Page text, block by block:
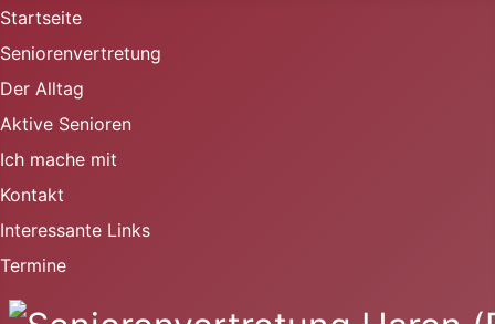
Startseite
Seniorenvertretung
Der Alltag
Aktive Senioren
Ich mache mit
Kontakt
Interessante Links
Termine